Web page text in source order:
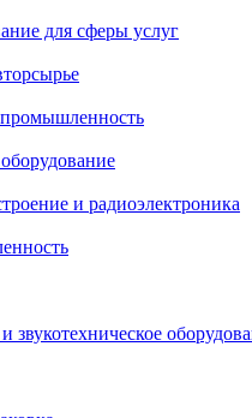
для сферы услуг
и радиоэлектроника
звукотехническое